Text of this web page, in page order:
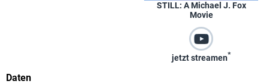
STILL: A Michael J. Fox
Movie
jetzt streamen*
Daten